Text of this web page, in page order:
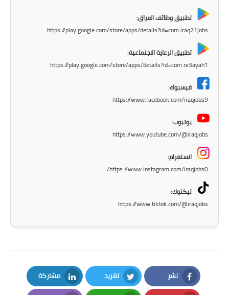
المرحلة الابتدائية
مواضيع انشاء
تطبيق وظائف العراق:
https://play.google.com/store/apps/details?id=com.iraq21jobs
تطبيق الرعاية الاجتماعية:
https://play.google.com/store/apps/details?id=com.re3ayah1
فيسبوك:
https://www.facebook.com/iraqjobs9
يوتيوب:
https://www.youtube.com/@iraqjobs
انستغرام:
https://www.instagram.com/iraqjobs0/
تيكتوك:
https://www.tiktok.com/@iraqjobs
نشر
Facebook
تغريد
Twitter
مشاركة
LinkedIn